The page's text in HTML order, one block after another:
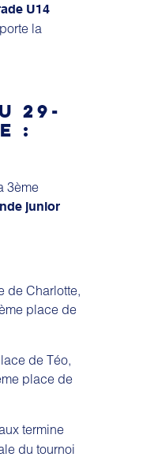
U14
la
29-
:
3ème
junior
de Charlotte,
place de
de Téo,
place de
termine
du tournoi